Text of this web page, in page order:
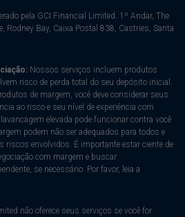
pela GCI Financial Limited. 1º Andar, The
Rodney Bay, Caixa Postal 838, Castries, Santa
Nossos serviços incluem produtos
risco de perda total do seu depósito inicial.
de margem, você deve considerar seus
ao risco e seu nível de experiência com
elevada pode funcionar contra você
podem não ser adequados para todos e
riscos envolvidos. É importante estar ciente de
com margem e buscar
se necessário. Por favor, leia a
não oferece seus serviços se você for